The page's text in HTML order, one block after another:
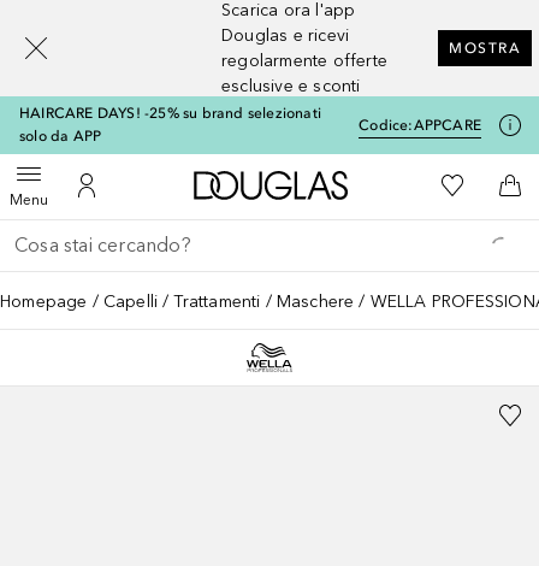
Scarica ora l'app
Douglas e ricevi
regolarmente offerte
esclusive e sconti
MOSTRA
HAIRCARE DAYS! -25% su brand selezionati
solo da APP
Codice:APPCARE
MenuApri menuAl Mio Account
A Douglas HomeAlla Mia
Al
Torna indietro
Esegui ricerca
Homepage Capelli Trattamenti Maschere WELLA
[navigation.slideout.screenreader]